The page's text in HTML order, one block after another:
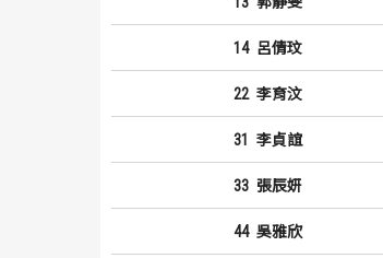
14 呂倩玟
22 李育汶
31 李貞誼
33 張辰妍
44 吳雅欣